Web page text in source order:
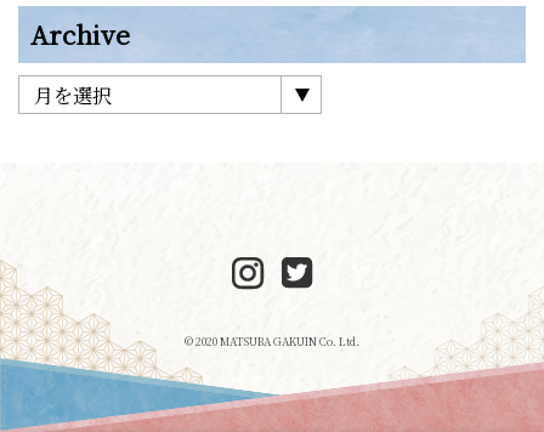
Archive
© 2020 MATSUBA GAKUIN Co. Ltd.